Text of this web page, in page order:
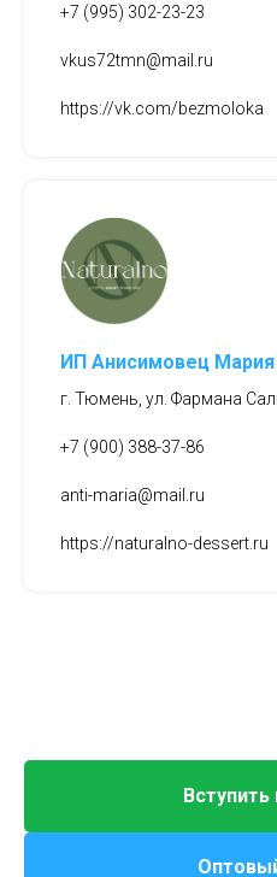
+7 (995) 302-23-23
vkus72tmn@mail.ru
https://vk.com/bezmoloka
ИП Анисимовец
г. Тюмень, ул. Фармана
+7 (900) 388-37-86
anti-maria@mail.ru
https://naturalno-dessert.ru
Вступить